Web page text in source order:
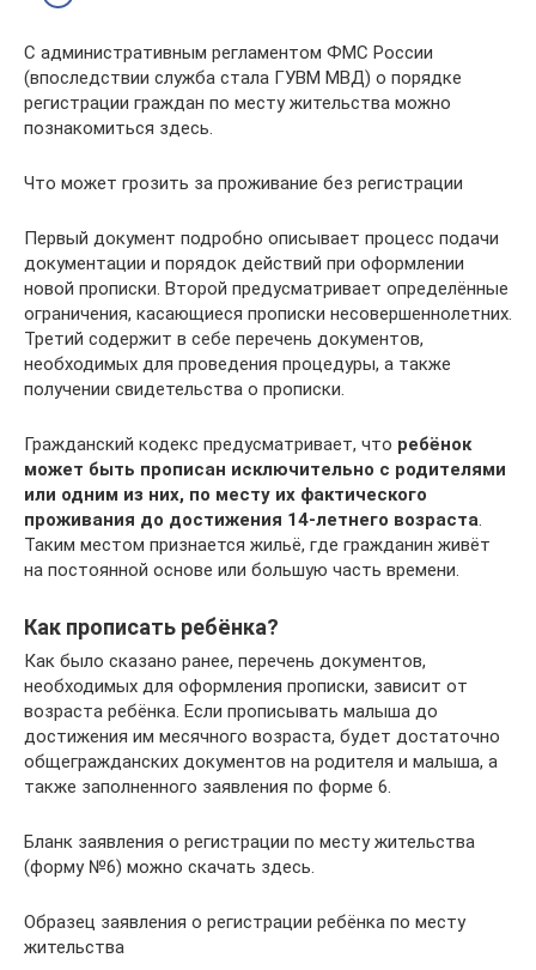
С административным регламентом ФМС России
(впоследствии служба стала ГУВМ МВД) о порядке
регистрации граждан по месту жительства можно
познакомиться здесь.
Что может грозить за проживание без регистрации
Первый документ подробно описывает процесс подачи
документации и порядок действий при оформлении
новой прописки. Второй предусматривает определённые
ограничения, касающиеся прописки несовершеннолетних.
Третий содержит в себе перечень документов,
необходимых для проведения процедуры, а также
получении свидетельства о прописки.
Гражданский кодекс предусматривает, что ребёнок
может быть прописан исключительно с родителями
или одним из них, по месту их фактического
проживания до достижения 14-летнего возраста
Таким местом признается жильё, где гражданин живёт
на постоянной основе или большую часть времени.
Как прописать ребёнка?
Как было сказано ранее, перечень документов,
необходимых для оформления прописки, зависит от
возраста ребёнка. Если прописывать малыша до
достижения им месячного возраста, будет достаточно
общегражданских документов на родителя и малыша, а
также заполненного заявления по форме 6.
Бланк заявления о регистрации по месту жительства
(форму №6) можно скачать здесь.
Образец заявления о регистрации ребёнка по месту
жительства